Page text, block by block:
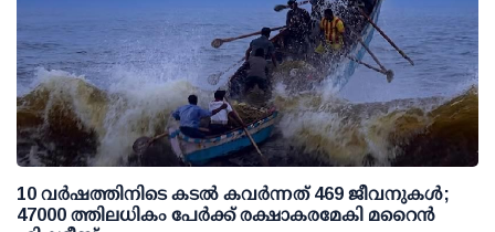
10 വര്‍ഷത്തിനിടെ കടല്‍ കവര്‍ന്നത് 469 ജീവനുകള്‍;
47000 ത്തിലധികം പേര്‍ക്ക് രക്ഷാകരമേകി മറൈന്‍